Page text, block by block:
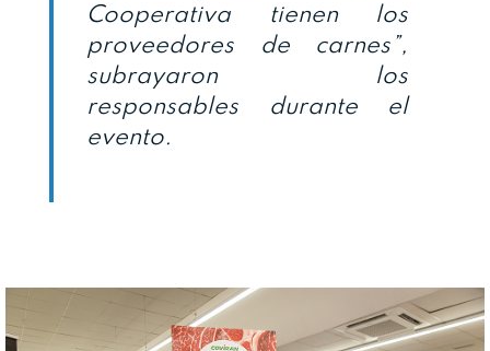
Cooperativa tienen los
proveedores de carnes”,
subrayaron los
responsables durante el
evento.